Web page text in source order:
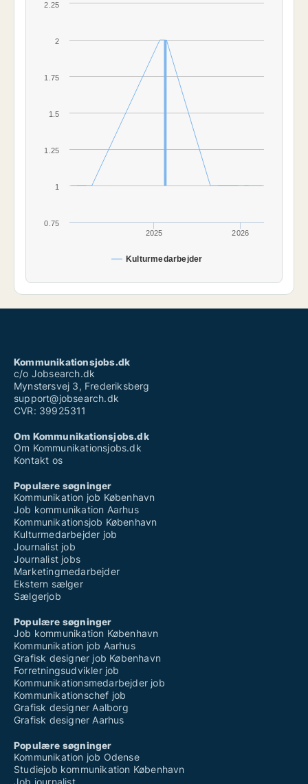
Kulturmedarbejder
2025 2026
1
2
0.75
1.25
1.5
1.75
2.25
Kommunikationsjobs.dk
c/o Jobsearch.dk
Mynstersvej 3, Frederiksberg
support@jobsearch.dk
CVR: 39925311
Om Kommunikationsjobs.dk
Om Kommunikationsjobs.dk
Kontakt os
Populære søgninger
Kommunikation job København
Job kommunikation Aarhus
Kommunikationsjob København
Kulturmedarbejder job
Journalist job
Journalist jobs
Marketingmedarbejder
Ekstern sælger
Sælgerjob
Populære søgninger
Job kommunikation København
Kommunikation job Aarhus
Grafisk designer job København
Forretningsudvikler job
Kommunikationsmedarbejder job
Kommunikationschef job
Grafisk designer Aalborg
Grafisk designer Aarhus
Populære søgninger
Kommunikation job Odense
Studiejob kommunikation København